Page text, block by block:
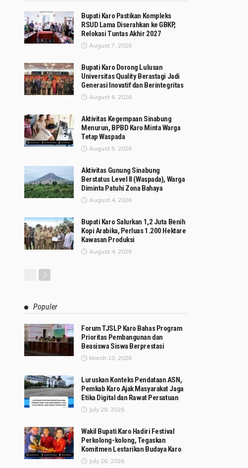
Bupati Karo Pastikan Kompleks
RSUD Lama Diserahkan ke GBKP,
Relokasi Tuntas Akhir 2027
August 7, 2026
Bupati Karo Dorong Lulusan
Universitas Quality Berastagi Jadi
Generasi Inovatif dan Berintegritas
August 6, 2026
Aktivitas Kegempaan Sinabung
Menurun, BPBD Karo Minta Warga
Tetap Waspada
August 5, 2026
Aktivitas Gunung Sinabung
Berstatus Level II (Waspada), Warga
Diminta Patuhi Zona Bahaya
August 4, 2026
Bupati Karo Salurkan 1,2 Juta Benih
Kopi Arabika, Perluas 1.200 Hektare
Kawasan Produksi
August 4, 2026
Populer
Forum TJSLP Karo Bahas Program
Prioritas Pembangunan dan
Beasiswa Siswa Berprestasi
March 10, 2026
Luruskan Konteks Pendataan ASN,
Pemkab Karo Ajak Masyarakat Jaga
Etika Digital dan Rawat Persatuan
July 28, 2026
Wakil Bupati Karo Hadiri Festival
Perkolong-kolong, Tegaskan
Komitmen Lestarikan Budaya Karo
July 26, 2026